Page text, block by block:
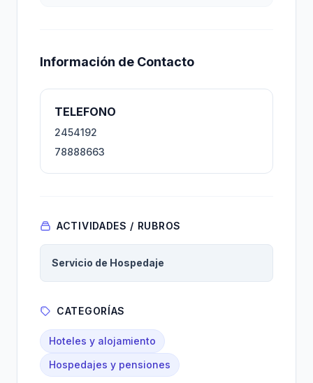
Información de Contacto
TELEFONO
2454192
78888663
ACTIVIDADES / RUBROS
Servicio de Hospedaje
CATEGORÍAS
Hoteles y alojamiento
Hospedajes y pensiones